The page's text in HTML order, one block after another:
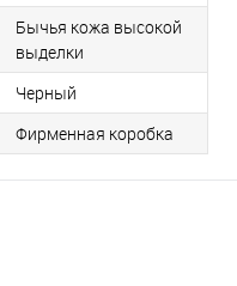
Бычья кожа высокой
выделки
Черный
Фирменная коробка